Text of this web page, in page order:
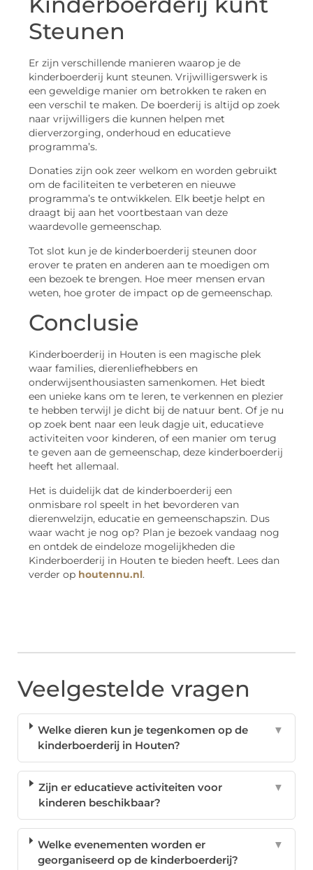
Steunen
Er zijn verschillende manieren waarop je de
kinderboerderij kunt steunen. Vrijwilligerswerk is
een geweldige manier om betrokken te raken en
een verschil te maken. De boerderij is altijd op zoek
naar vrijwilligers die kunnen helpen met
dierverzorging, onderhoud en educatieve
programma’s.
Donaties zijn ook zeer welkom en worden gebruikt
om de faciliteiten te verbeteren en nieuwe
programma’s te ontwikkelen. Elk beetje helpt en
draagt bij aan het voortbestaan van deze
waardevolle gemeenschap.
Tot slot kun je de kinderboerderij steunen door
erover te praten en anderen aan te moedigen om
een bezoek te brengen. Hoe meer mensen ervan
weten, hoe groter de impact op de gemeenschap.
Conclusie
Kinderboerderij in Houten is een magische plek
waar families, dierenliefhebbers en
onderwijsenthousiasten samenkomen. Het biedt
een unieke kans om te leren, te verkennen en plezier
te hebben terwijl je dicht bij de natuur bent. Of je nu
op zoek bent naar een leuk dagje uit, educatieve
activiteiten voor kinderen, of een manier om terug
te geven aan de gemeenschap, deze kinderboerderij
heeft het allemaal.
Het is duidelijk dat de kinderboerderij een
onmisbare rol speelt in het bevorderen van
dierenwelzijn, educatie en gemeenschapszin. Dus
waar wacht je nog op? Plan je bezoek vandaag nog
en ontdek de eindeloze mogelijkheden die
Kinderboerderij in Houten te bieden heeft. Lees dan
verder op houtennu.nl.
Veelgestelde vragen
Welke dieren kun je tegenkomen op de
kinderboerderij in Houten?
▼
Zijn er educatieve activiteiten voor
kinderen beschikbaar?
▼
Welke evenementen worden er
georganiseerd op de kinderboerderij?
▼